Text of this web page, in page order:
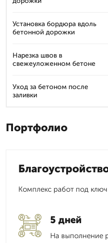
Установка бордюра вдоль
бетонной дорожки
Нарезка швов в
свежеуложенном бетоне
Уход за бетоном после
заливки
Портфолио
Комплекс работ под ключ
5 дней
На выполнение